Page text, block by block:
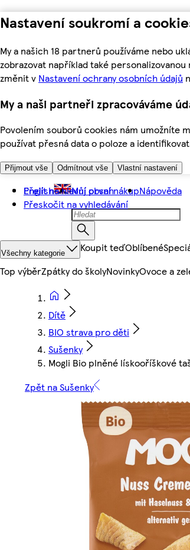
Nastavení soukromí a
My a našich 18 partnerů používáme nebo
zobrazovat například také
změnit v Nastavení ochrany osobních údajů
My a naši partneři zpracováváme
Povolením souborů cookies nám umožníte
používat přesná data o poloze a
Přijmout vše Odmítnout vše Vlastní nastavení
Přejít na hlavní obsah
Přeskočit na vyhledávání
English Můj první nákupNápověda
Všechny kategorie Koupit teďOblíbené
Top výběrZpátky do školyNovinkyOvoce a
Dítě
BIO strava pro děti
Sušenky
Mogli Bio plněné lískooříškové
Zpět na Sušenky